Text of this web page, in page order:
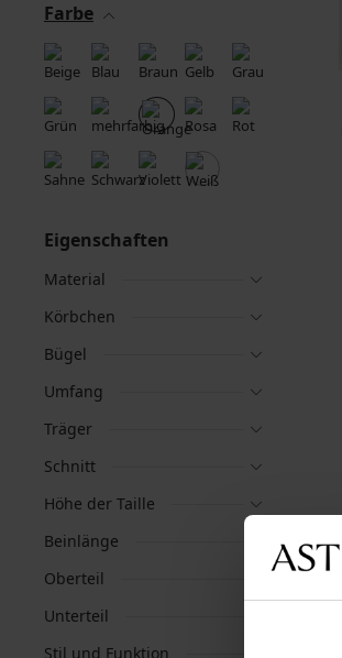
Farbe
Eigenschaften
Material
Körbchen
Bügel
Umfang
Träger
Schnitt
Höhe der Taille
Beinlänge
Oberteil
Unterteil
Stil und Funktion